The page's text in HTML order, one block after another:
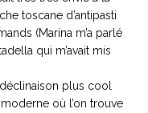
toscane d’antipasti
(Marina m’a parlé
qui m’avait mis
plus cool
où l’on trouve